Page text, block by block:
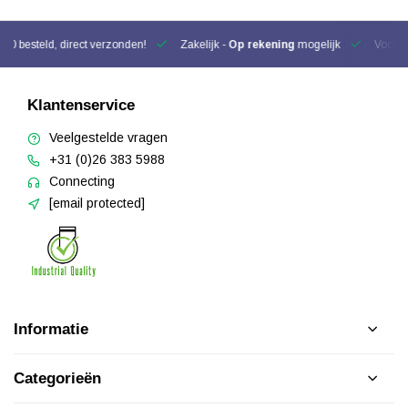
besteld, direct verzonden! Zakelijk - Op rekening mogelijk Voor
Klantenservice
Veelgestelde vragen
+31 (0)26 383 5988
Connecting
[email protected]
Informatie
Categorieën